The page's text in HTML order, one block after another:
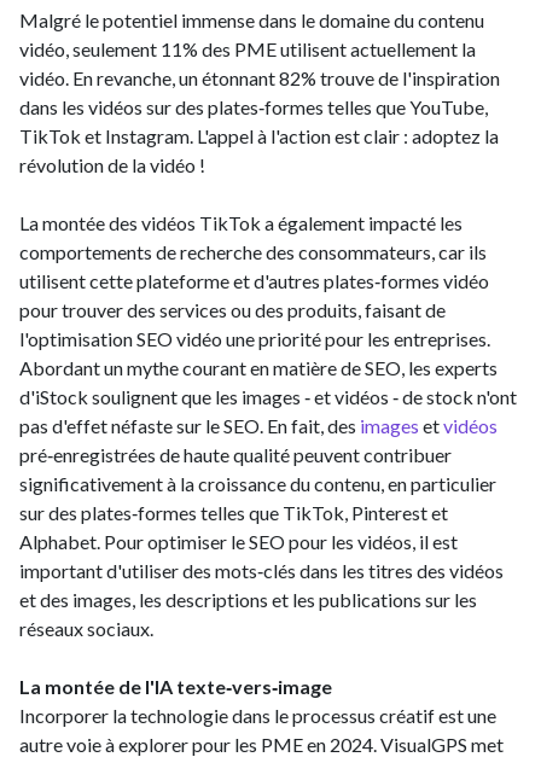
Malgré le potentiel immense dans le domaine du contenu
vidéo, seulement 11% des PME utilisent actuellement la
vidéo. En revanche, un étonnant 82% trouve de l'inspiration
dans les vidéos sur des plates‑formes telles que YouTube,
TikTok et Instagram. L'appel à l'action est clair : adoptez la
révolution de la vidéo !
La montée des vidéos TikTok a également impacté les
comportements de recherche des consommateurs, car ils
utilisent cette plateforme et d'autres plates‑formes vidéo
pour trouver des services ou des produits, faisant de
l'optimisation SEO vidéo une priorité pour les entreprises.
Abordant un mythe courant en matière de SEO, les experts
d'iStock soulignent que les images ‑ et vidéos ‑ de stock n'ont
pas d'effet néfaste sur le SEO. En fait, des images etvidéos
pré‑enregistrées de haute qualité peuvent contribuer
significativement à la croissance du contenu, en particulier
sur des plates‑formes telles que TikTok, Pinterest et
Alphabet. Pour optimiser le SEO pour les vidéos, il est
important d'utiliser des mots‑clés dans les titres des vidéos
et des images, les descriptions et les publications sur les
réseaux sociaux.
La montée de l'IA texte‑vers‑image
Incorporer la technologie dans le processus créatif est une
autre voie à explorer pour les PME en 2024. VisualGPS met